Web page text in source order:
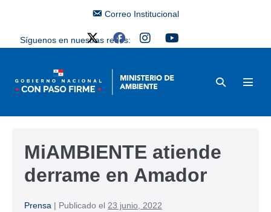
Correo Institucional
Síguenos en nuestras redes:
MiAMBIENTE atiende
derrame en Amador
Prensa | Publicado el 23 junio, 2022